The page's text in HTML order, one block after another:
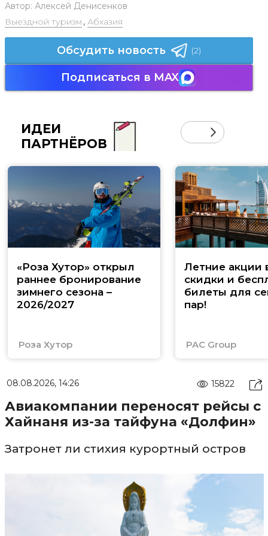
Автор: Алексей Денисенков
Выездной туризм , Абхазия
Обсудить новость (2)
Подписаться в MAX
ИДЕИ
ПАРТНЁРОВ
«Роза Хутор» открыл
раннее бронирование
зимнего сезона –
2026/2027
Роза Хутор
Летние акции
скидки и
билеты для
пар!
PAC Group
08.08.2026, 14:26 15822
Авиакомпании переносят рейсы с
Хайнаня из-за тайфуна «Долфин»
Затронет ли стихия курортный остров